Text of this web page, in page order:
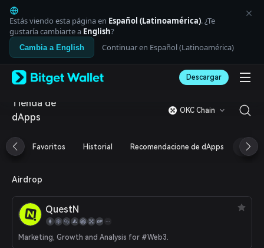
English
日本語
Tiếng Việt
Русский
Español (Latinoamérica)
Italiano
Deutsch
简体中文
Português (Portugal)
Bahasa Indonesia
العربية
Español
Português (Brasil)
Español (Argentina)
Estás viendo esta página en Español (Latinoamérica). ¿Te
gustaría cambiarte a English?
Cambia a English Continuar en Español (Latinoamérica)
Descargar
Tienda de
dApps
OKC Chain
Favoritos Historial Recomendacione de dApps
Airdrop
QuestN
Marketing, Growth and Analysis for #Web3.